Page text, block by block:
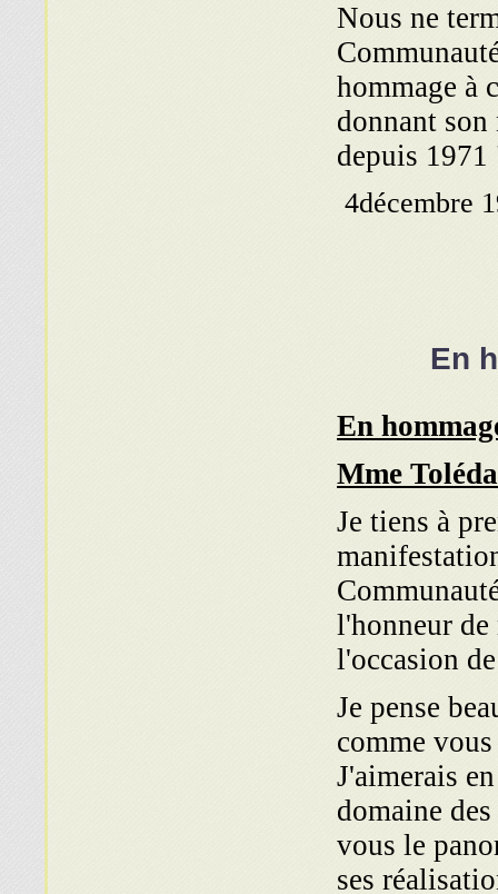
Nous ne
hommage à
donnant
depuis
En
En
Mme
Je tiens à
l'honneur
l'occasion
Je pense
comme
J'aimerais
domaine
vous le
ses